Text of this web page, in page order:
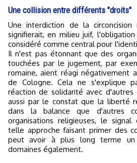
Une collision entre différents "droits"
Une interdiction de la circoncision religieuse des enfants
signifierait, en milieu juif,
considéré comme central pour
Il n'est pas étonnant que des
touchées par le jugement, par
romaine, aient réagi négativement
de Cologne. Cela ne s'explique
réaction de solidarité avec d'autres
aussi par le constat que la liberté
dans la balance que d'autres
organisations religieuses, le
telle approche faisant primer des
peut avoir à plus long terme un
domaines également.